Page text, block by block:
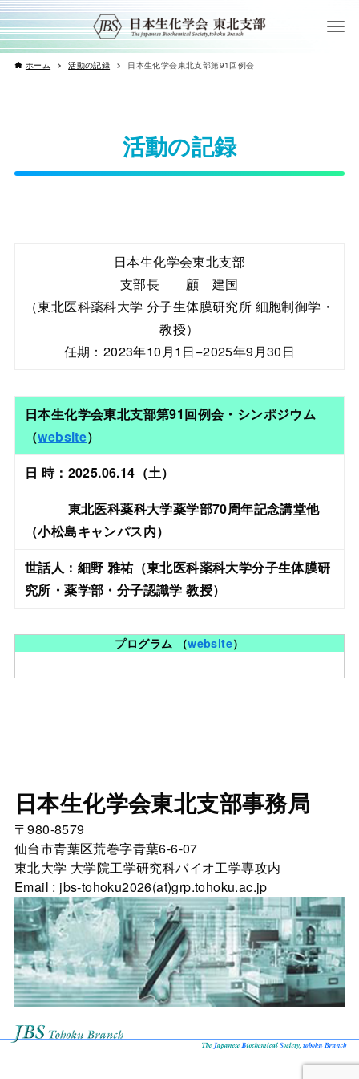
ホーム 活動の記録 日本生化学会東北支部第91回例会
活動の記録
日本生化学会東北支部
支部長 顧 建国
（東北医科薬科大学 分子生体膜研究所 細胞制御学・
教授）
任期：2023年10月1日−2025年9月30日
日本生化学会東北支部第91回例会・シンポジウム
（website）
日 時：2025.06.14（土）
東北医科薬科大学薬学部70周年記念講堂他
（小松島キャンパス内）
世話人：細野 雅祐（東北医科薬科大学分子生体膜研
究所・薬学部・分子認識学 教授）
プログラム （website）
日本生化学会東北支部事務局
〒980-8579
仙台市青葉区荒巻字青葉6-6-07
東北大学 大学院工学研究科バイオ工学専攻内
Email : jbs-tohoku2026(at)grp.tohoku.ac.jp